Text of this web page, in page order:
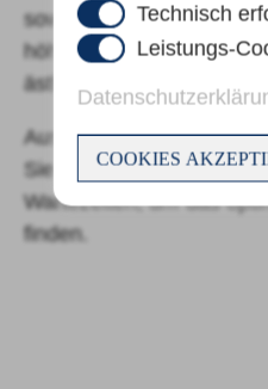
Technisch
Leistungs-
COOKIES
sowie die
höher der
ästhetischer ist das
Aus unserer
Sie sehr gerne und
Wartezeiten, um das
finden.